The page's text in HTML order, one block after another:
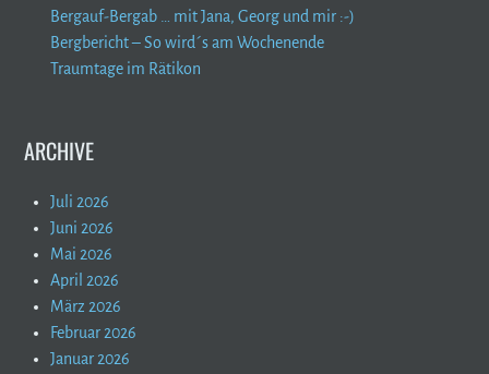
Bergauf-Bergab … mit Jana, Georg und mir :-)
Bergbericht – So wird´s am Wochenende
Traumtage im Rätikon
ARCHIVE
Juli 2026
Juni 2026
Mai 2026
April 2026
März 2026
Februar 2026
Januar 2026